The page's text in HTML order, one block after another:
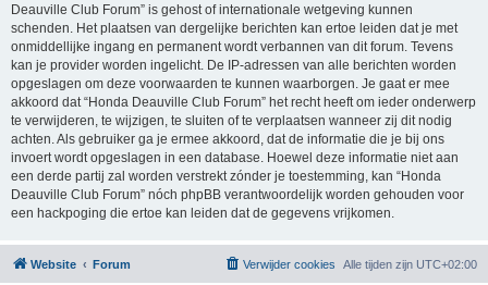
Deauville Club Forum” is gehost of internationale wetgeving kunnen
schenden. Het plaatsen van dergelijke berichten kan ertoe leiden dat je met
onmiddellijke ingang en permanent wordt verbannen van dit forum. Tevens
kan je provider worden ingelicht. De IP-adressen van alle berichten worden
opgeslagen om deze voorwaarden te kunnen waarborgen. Je gaat er mee
akkoord dat “Honda Deauville Club Forum” het recht heeft om ieder onderwerp
te verwijderen, te wijzigen, te sluiten of te verplaatsen wanneer zij dit nodig
achten. Als gebruiker ga je ermee akkoord, dat de informatie die je bij ons
invoert wordt opgeslagen in een database. Hoewel deze informatie niet aan
een derde partij zal worden verstrekt zónder je toestemming, kan “Honda
Deauville Club Forum” nóch phpBB verantwoordelijk worden gehouden voor
een hackpoging die ertoe kan leiden dat de gegevens vrijkomen.
Website Forum Alle tijden zijn UTC+02:00
Verwijder cookies